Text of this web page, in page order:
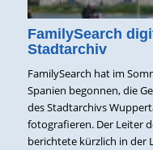
FamilySearch
Stadtarchiv
FamilySearch hat im
Spanien begonnen, die
des Stadtarchivs
fotografieren. Der Leiter
berichtete kürzlich in der